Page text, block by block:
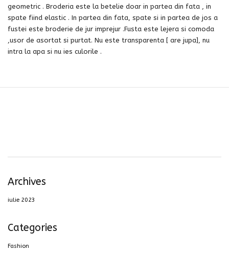
geometric . Broderia este la betelie doar in partea din fata , in
spate fiind elastic . In partea din fata, spate si in partea de jos a
fustei este broderie de jur imprejur .Fusta este lejera si comoda
,usor de asortat si purtat. Nu este transparenta [ are jupa], nu
intra la apa si nu ies culorile .
Archives
iulie 2023
Categories
Fashion